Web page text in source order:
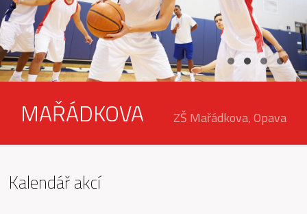
MAŘÁDKOVA ZŠ Mařádkova, Opava
Kalendář akcí